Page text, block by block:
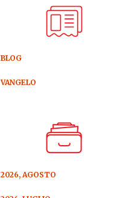
BLOG
VANGELO
2026, AGOSTO